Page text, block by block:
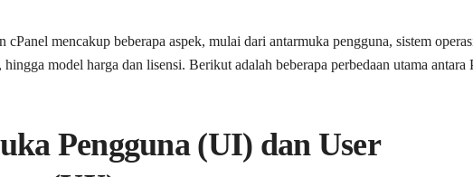
cPanel mencakup beberapa aspek, mulai dari antarmuka pengguna, sistem
model harga dan lisensi. Berikut adalah beberapa perbedaan utama antara
Pengguna (UI) dan User